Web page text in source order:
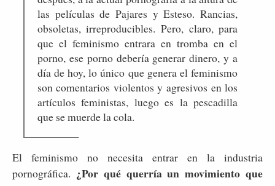
las películas de Pajares y Esteso. Rancias,
obsoletas, irreproducibles. Pero, claro, para
que el feminismo entrara en tromba en el
porno, ese porno debería generar dinero, y a
día de hoy, lo único que genera el feminismo
son comentarios violentos y agresivos en los
artículos feministas, luego es la pescadilla
que se muerde la cola.
El feminismo no necesita entrar en la industria
pornográfica. ¿Por qué querría un movimiento que